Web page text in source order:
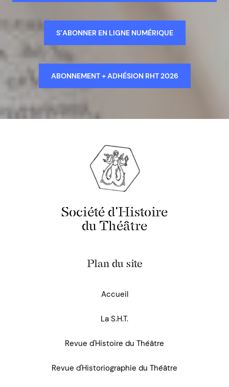
S’ABONNER EN LIGNE NUMÉRIQUE
ABONNEMENT + ADHÉSION RHT 2026
Société d'Histoire
du Théâtre
Plan du site
Accueil
La S.H.T.
Revue d'Histoire du Théâtre
Revue d'Historiographie du Théâtre